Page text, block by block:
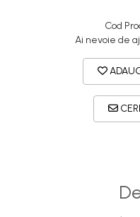
Cod
Ai nevoie de